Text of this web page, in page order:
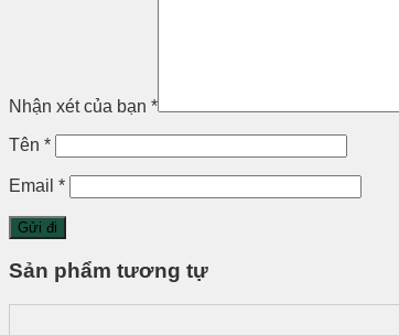
Nhận xét của bạn *
Tên *
Email *
Sản phẩm tương tự